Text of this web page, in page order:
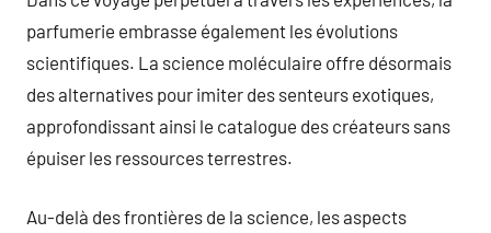
parfumerie embrasse également les évolutions
scientifiques. La science moléculaire offre désormais
des alternatives pour imiter des senteurs exotiques,
approfondissant ainsi le catalogue des créateurs sans
épuiser les ressources terrestres.
Au-delà des frontières de la science, les aspects